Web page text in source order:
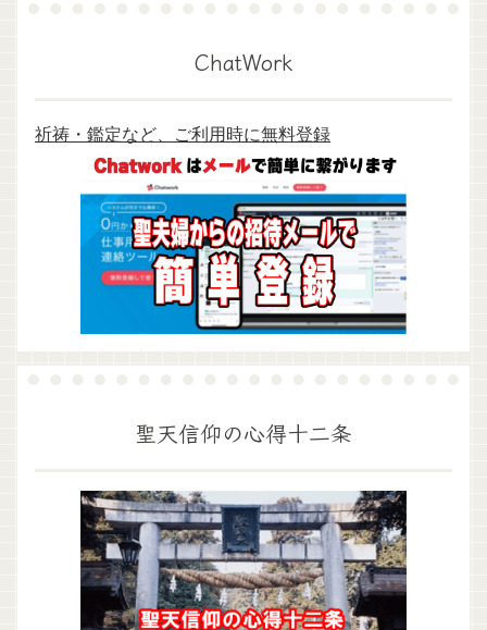
ChatWork
祈祷・鑑定など、ご利用時に無料登録
聖天信仰の心得十二条